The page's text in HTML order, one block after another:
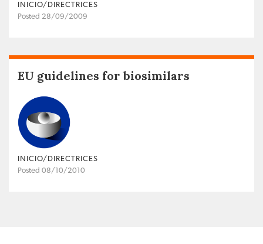
INICIO/DIRECTRICES
Posted 28/09/2009
EU guidelines for biosimilars
INICIO/DIRECTRICES
Posted 08/10/2010